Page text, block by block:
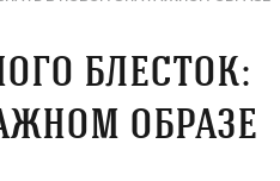
блесток:
образе